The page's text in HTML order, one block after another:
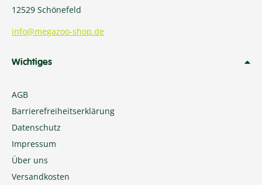
12529 Schönefeld
info@megazoo-shop.de
Wichtiges
AGB
Barrierefreiheitserklärung
Datenschutz
Impressum
Über uns
Versandkosten